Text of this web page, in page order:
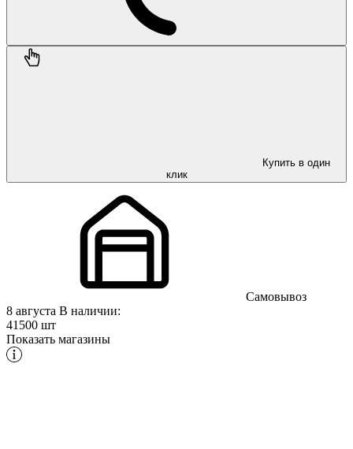
Купить в один
клик
Самовывоз
8 августа В наличии:
41500 шт
Показать магазины